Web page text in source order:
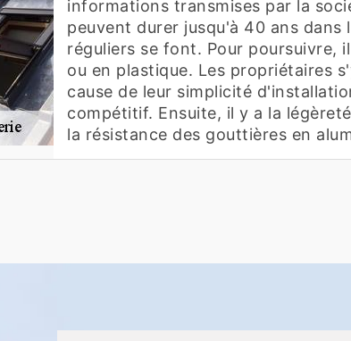
informations transmises par la
peuvent durer jusqu'à 40 ans dans
réguliers se font. Pour poursuivre,
ou en plastique. Les propriétaires
cause de leur simplicité
compétitif. Ensuite, il y a la
la résistance des gouttières en